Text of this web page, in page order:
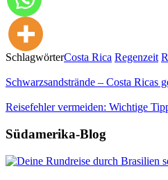
SchlagwörterCosta Rica Regenzeit
Schwarzsandstrände – Costa Ricas
Reisefehler vermeiden: Wichtige
Südamerika-Blog